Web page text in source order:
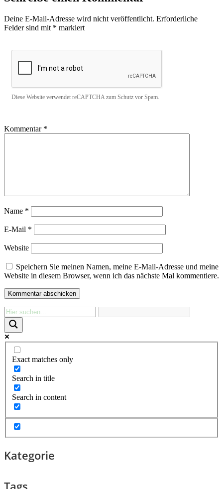
Deine E-Mail-Adresse wird nicht veröffentlicht. Erforderliche
Felder sind mit * markiert
Diese Website verwendet reCAPTCHA zum Schutz vor Spam.
Kommentar *
Name *
E-Mail *
Website
Speichern Sie meinen Namen, meine E-Mail-Adresse und meine
Website in diesem Browser, wenn ich das nächste Mal kommentiere.
Exact matches only
Search in title
Search in content
Kategorie
Tags